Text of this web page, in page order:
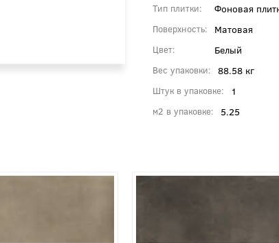
Тип плитки Фоновая
Поверхность Матовая
Цвет Белый
Вес упаковки 88.58 кг
Штук в упаковке 1
м2 в упаковке 5.25